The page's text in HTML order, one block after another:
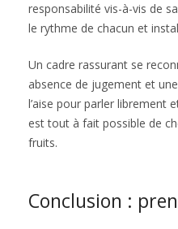
responsabilité vis-à-vis de
le rythme de chacun et
Un cadre rassurant se
absence de jugement et
l’aise pour parler librement
est tout à fait possible de
fruits.
Conclusion :